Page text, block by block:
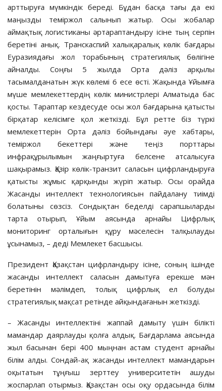
арттыруға мүмкіндік береді. Бұдан басқа тағы да екі
маңызды теміржол салынып жатыр. Осы жобалар
аймақтық логистиканы әртараптандыру ісіне тың серпін
беретіні анық. Транскаспий халықаралық көлік бағдары
Еуразиядағы жол торабының стратегиялық бөлігіне
айналды. Соңғы 5 жылда Орта дәліз арқылы
тасымалданатын жүк көлемі 6 есе өсті. Жақында Ұйымға
мүше мемлекеттердің көлік министрлері Алматыда бас
қосты. Тараптар кездесуде осы жол бағдарына қатысты
бірқатар келісімге қол жеткізді. Бұл ретте біз түркі
мемлекеттерін Орта дәліз бойындағы әуе хабтары,
теміржол бекеттері және теңіз порттары
инфрақұрылымын жаңғыртуға белсене атсалысуға
шақырамыз. Қазір көлік-транзит саласын цифрландыруға
қатысты жұмыс қарқынды жүріп жатыр. Осы орайда
Жасанды интеллект технологиясын пайдалану тиімді
болатыны сөзсіз. Сондықтан беделді сарапшыларды
тарта отырып, Ұйым аясында арнайы Цифрлық
мониторинг орталығын құру мәселесін талқылауды
ұсынамыз, – деді Мемлекет басшысы.
Президент Қазақстан цифрландыру ісіне, соның ішінде
жасанды интеллект саласын дамытуға ерекше мән
беретінін мәлімдеп, толық цифрлық ел болуды
стратегиялық мақсат ретінде айқындағанын жеткізді.
– Жасанды интеллектіні жаппай дамыту үшін білікті
мамандар даярлауды қолға алдық. Бағдарлама аясында
жыл басынан бері 400 мыңнан астам студент арнайы
білім алды. Сондай-ақ жасанды интеллект мамандарын
оқытатын тұңғыш зерттеу университетін ашуды
жоспарлап отырмыз. Қазақстан осы оқу ордасында білім